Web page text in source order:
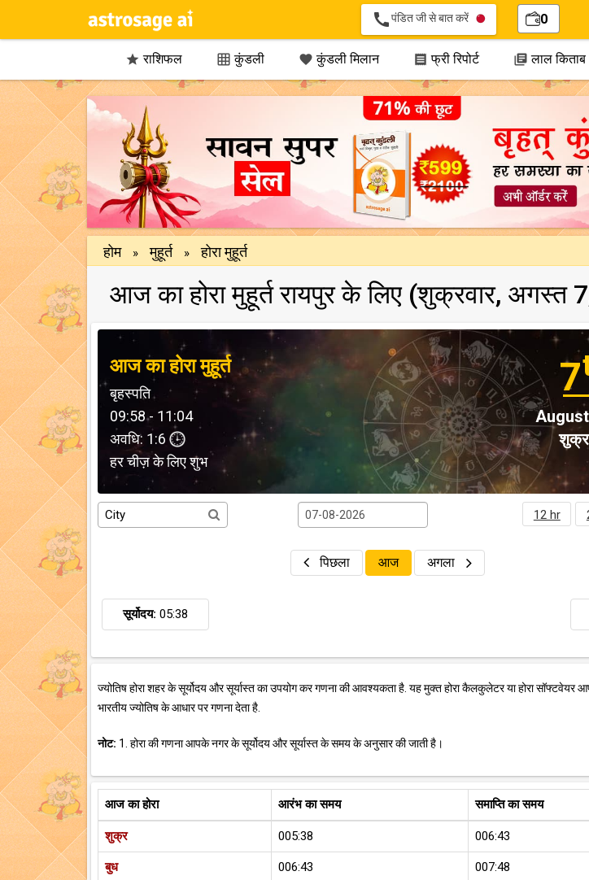
callपंडित जी से बात करें 0
 राशिफल  कुंडली  कुंडली मिलान  फ्री रिपोर्ट  लाल किताब
होम » मुहूर्त » होरा मुहूर्त
आज का होरा मुहूर्त रायपुर के लिए (शुक्रवार, अगस्त
आज का होरा मुहूर्त
बृहस्पति
09:58 - 11:04
अवधि: 1:6
हर चीज़ के लिए शुभ
7
12 hr
पिछला आज अगला
सूर्योदय: 05:38
ज्योतिष होरा शहर के सूर्योदय और सूर्यास्त का उपयोग कर गणना की आवश्यकता है. यह मुक्त होरा कैलकुलेटर या होरा सॉफ्टवेयर
भारतीय ज्योतिष के आधार पर गणना देता है.
नोट: 1. होरा की गणना आपके नगर के सूर्योदय और सूर्यास्त के समय के अनुसार की जाती है।
आज का होरा आरंभ का समय समाप्ति का समय
शुक्र 005:38 006:43
बुध 006:43 007:48